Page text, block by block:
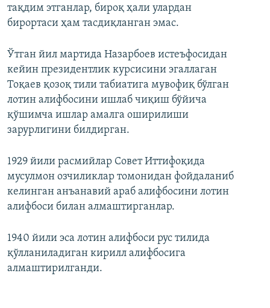
тақдим этганлар, бироқ ҳали улардан
бирортаси ҳам тасдиқланган эмас.
Ўтган йил мартида Назарбоев истеъфосидан
кейин президентлик курсисини эгаллаган
Тоқаев қозоқ тили табиатига мувофиқ бўлган
лотин алифбосини ишлаб чиқиш бўйича
қўшимча ишлар амалга оширилиши
зарурлигини билдирган.
1929 йили расмийлар Совет Иттифоқида
мусулмон озчиликлар томонидан фойдаланиб
келинган анъанавий араб алифбосини лотин
алифбоси билан алмаштирганлар.
1940 йили эса лотин алифбоси рус тилида
қўлланиладиган кирилл алифбосига
алмаштирилганди.